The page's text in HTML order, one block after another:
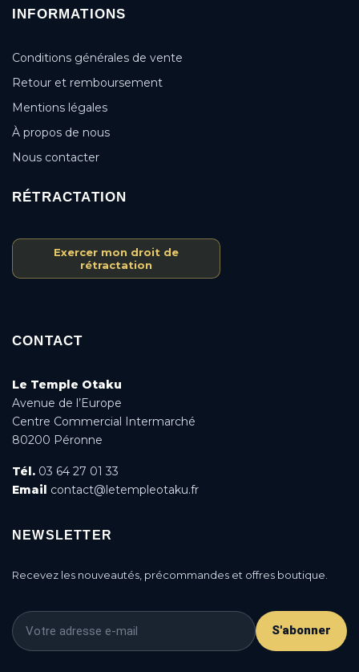
INFORMATIONS
Conditions générales de vente
Retour et remboursement
Mentions légales
À propos de nous
Nous contacter
RÉTRACTATION
Exercer mon droit de
rétractation
CONTACT
Le Temple Otaku
Avenue de l’Europe
Centre Commercial Intermarché
80200 Péronne
Tél. 03 64 27 01 33
Email contact@letempleotaku.fr
NEWSLETTER
Recevez les nouveautés, précommandes et offres boutique.
S'abonner